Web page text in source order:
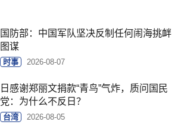
国防部：中国军队坚决反制任何闹海挑衅
图谋
时事 2026-08-07
日感谢郑丽文捐款“青鸟”气炸，质问国民
党：为什么不反日？
台湾 2026-08-05